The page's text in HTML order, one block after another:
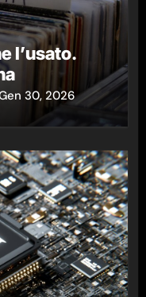
l’usato.
30, 2026